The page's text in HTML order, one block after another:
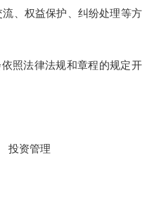
、权益保护、纠纷处理等方
照法律法规和章程的规定开
投资管理